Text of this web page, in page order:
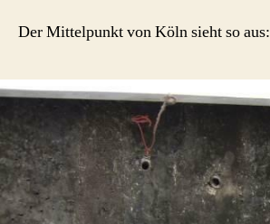
Der Mittelpunkt von Köln sieht so aus: